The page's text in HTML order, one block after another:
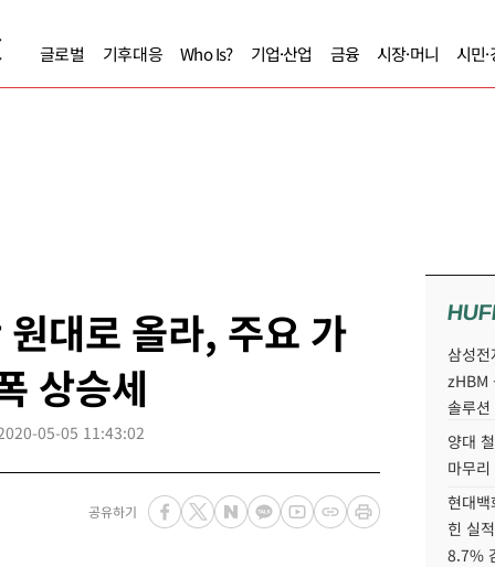
글로벌 기후대응 Who Is? 기업·산업 금융 시장·머니 시민
대로 올라, 주요 가
상승세
05-05 11:43:02
공유하기
삼성
zHBM
솔루션
양대
마무
현대
힌 실
8.7%